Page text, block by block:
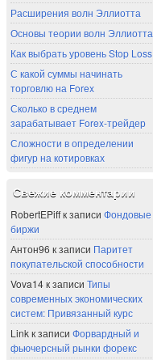
Расширения волн Эллиотта
Основы теории волн Эллиотта
Как выбрать уровень Stop Loss
С какой суммы начинать
торговлю на Forex
Сколько в среднем
зарабатывает Forex-трейдер
Сложности в определении
фигур на котировках
Свежие комментарии
RobertEPiffк записи Фондовые
биржи
Антон96 к записи Паритет
покупательской способности
Vova14к записи Типы
современных экономических
систем: Привязанный курс
Linkк записи Форвардный и
фьючерсный рынки форекс